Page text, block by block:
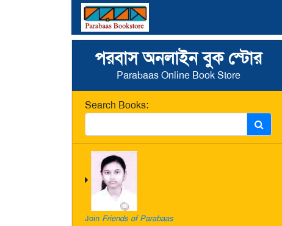
পরবাস অনলাইন বুক স্টোর
Parabaas Online Book Store
Search Books:
Join Friends of Parabaas